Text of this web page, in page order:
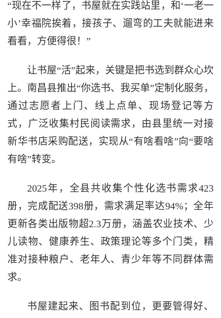
“现在不一样了，书屋就在实践站里，和‘一老一
小’幸福院挨着，接孩子、遛弯的工夫就能进来
看看，方便得很！”
让书屋“活”起来，关键是把书选到群众心坎
上。南昌县推出“你选书、我买单”定制化服务，
通过志愿者上门、线上点单、现场登记等方
式，广泛收集村民阅读需求，由县里统一对接
新华书店采购配送，实现从“有啥看啥”向“要啥
有啥”转变。
2025年，全县共收集个性化选书需求423
册，完成配送398册，需求满足率达94%；全年
更新各类出版物超2.3万册，涵盖农业技术、少
儿读物、健康养生、政策理论等多个门类，精
准对接种粮户、老年人、青少年等不同群体需
求。
书屋建起来、图书配到位，更要管得好、